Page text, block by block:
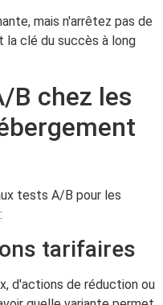
mais n'arrêtez pas de
la clé du succès à long
B chez les
tests A/B pour les
tarifaires
d'actions de réduction ou